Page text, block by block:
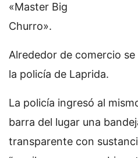
«Master Big
Churro».
Alrededor de comercio
la policía de Laprida.
La policía ingresó al
barra del lugar una
transparente con